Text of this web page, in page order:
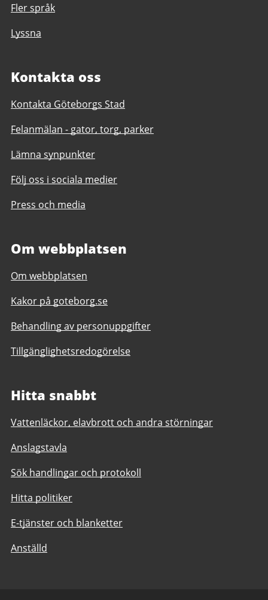
Fler språk
Lyssna
Kontakta oss
Kontakta Göteborgs Stad
Felanmälan - gator, torg, parker
Lämna synpunkter
Följ oss i sociala medier
Press och media
Om webbplatsen
Om webbplatsen
Kakor på goteborg.se
Behandling av personuppgifter
Tillgänglighetsredogörelse
Hitta snabbt
Vattenläckor, elavbrott och andra störningar
Anslagstavla
Sök handlingar och protokoll
Hitta politiker
E-tjänster och blanketter
Anställd